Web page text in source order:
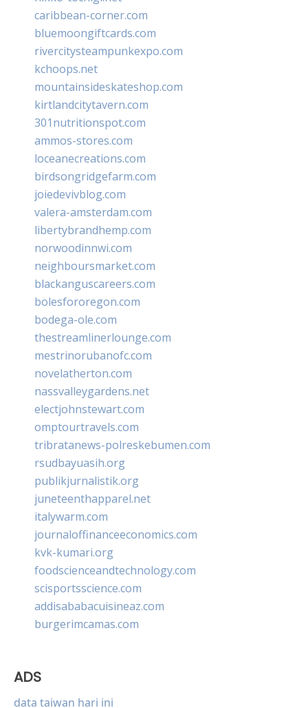
caribbean-corner.com
bluemoongiftcards.com
rivercitysteampunkexpo.com
kchoops.net
mountainsideskateshop.com
kirtlandcitytavern.com
301nutritionspot.com
ammos-stores.com
loceanecreations.com
birdsongridgefarm.com
joiedevivblog.com
valera-amsterdam.com
libertybrandhemp.com
norwoodinnwi.com
neighboursmarket.com
blackanguscareers.com
bolesfororegon.com
bodega-ole.com
thestreamlinerlounge.com
mestrinorubanofc.com
novelatherton.com
nassvalleygardens.net
electjohnstewart.com
omptourtravels.com
tribratanews-polreskebumen.com
rsudbayuasih.org
publikjurnalistik.org
juneteenthapparel.net
italywarm.com
journaloffinanceeconomics.com
kvk-kumari.org
foodscienceandtechnology.com
scisportsscience.com
addisababacuisineaz.com
burgerimcamas.com
ADS
data taiwan hari ini